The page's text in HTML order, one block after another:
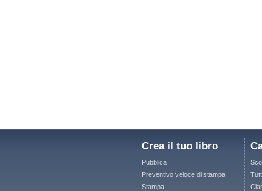
Crea il tuo libro
Pubblica
Preventivo veloce di stampa
Stampa